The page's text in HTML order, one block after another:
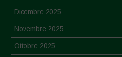
Dicembre 2025
Novembre 2025
Ottobre 2025